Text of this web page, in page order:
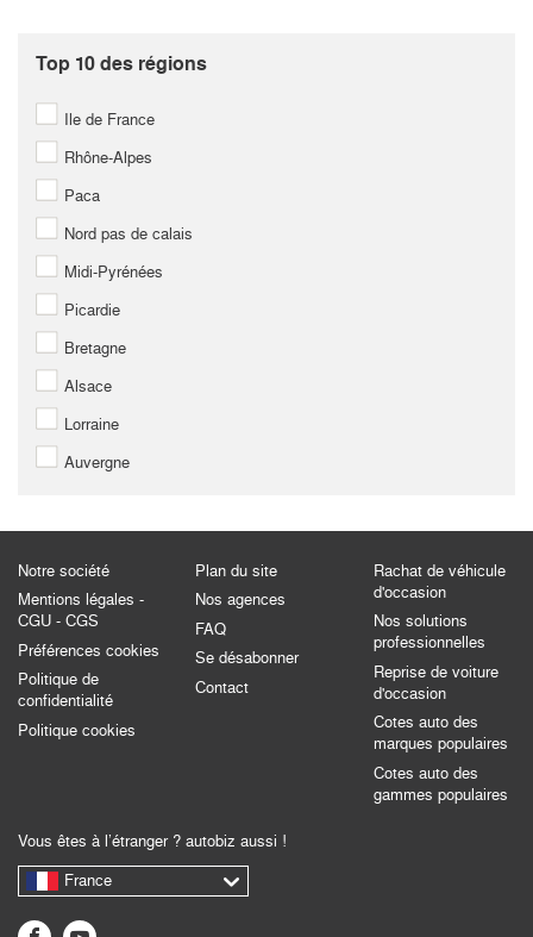
Top 10 des régions
Ile de France
Rhône-Alpes
Paca
Nord pas de calais
Midi-Pyrénées
Picardie
Bretagne
Alsace
Lorraine
Auvergne
Notre société
Mentions légales -
CGU - CGS
Préférences cookies
Politique de
confidentialité
Politique cookies
Plan du site
Nos agences
FAQ
Se désabonner
Contact
Rachat de véhicule
d'occasion
Nos solutions
professionnelles
Reprise de voiture
d'occasion
Cotes auto des
marques populaires
Cotes auto des
gammes populaires
Vous êtes à l’étranger ? autobiz aussi !
France